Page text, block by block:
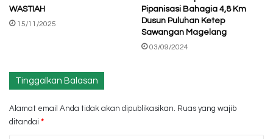
WASTIAH
15/11/2025
Pipanisasi Bahagia 4,8 Km
Dusun Puluhan Ketep
Sawangan Magelang
03/09/2024
Tinggalkan Balasan
Alamat email Anda tidak akan dipublikasikan. Ruas yang wajib
ditandai *